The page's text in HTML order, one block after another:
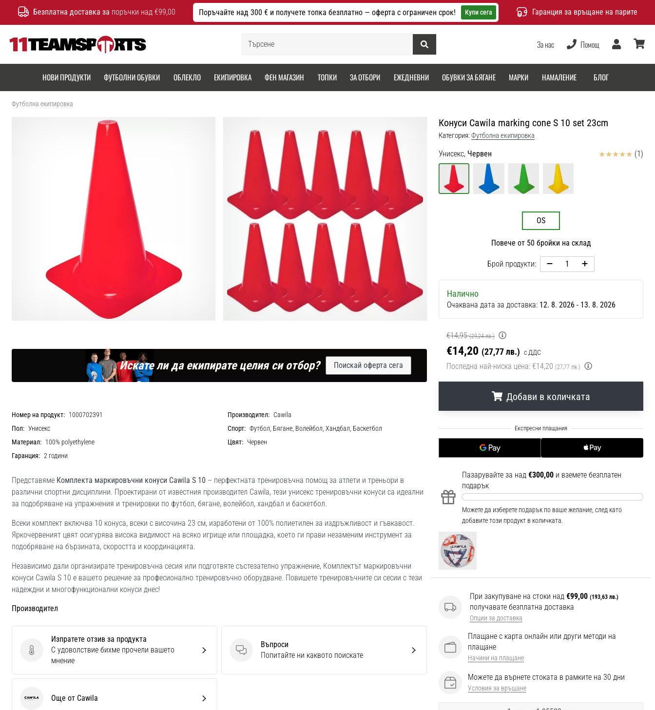
Безплатна доставка за поръчки над €99,00 Поръчайте над 300 € и получете топка безплатно — оферта с ограничен срок! Купи сега Гаранция за връщане на парите
Търсене
За нас Помощ
Потребител
НОВИ ПРОДУКТИ ФУТБОЛНИ ОБУВКИ ОБЛЕКЛО ЕКИПИРОВКА ФЕН МАГАЗИН ТОПКИ ЗА ОТБОРИ ЕЖЕДНЕВНИ ОБУВКИ ЗА БЯГАНЕ МАРКИ НАМАЛЕНИЕ БЛОГ
Футболна екипировка
Конуси Cawila marking cone S 10 set 23cm
Категория:Футболна екипировка
Унисекс, Червен Отзиви (1)
OS
Повече от 50 бройки на склад
Брой продукти:
Налично
Очаквана дата за доставка: 12. 8. 2026 - 13. 8. 2026
€14,95 (29,24 лв.)
€14,20 (27,77 лв.) с ДДС
Последна най-ниска цена: €14,20 (27,77 лв.)
Добави в количката
Пазарувайте за над €300,00 и вземете безплатен
подарък
Можете да изберете подарък по ваше желание, след като
добавите този продукт в количката.
При закупуване на стоки над €99,00 (193,63 лв.)
получавате безплатна доставка
Опции за доставка
Плащане с карта онлайн или други методи на
плащане
Начини на плащане
Можете да върнете стоката в рамките на 30 дни
Условия за връщане
Искате ли да екипирате целия си отбор? Поискай оферта сега
Номер на продукт: 1000702391 Производител: Cawila
Пол: Унисекс Спорт: Футбол, Бягане, Волейбол, Хандбал, Баскетбол
Материал: 100% polyethylene Цвят: Червен
Гаранция: 2 години
Представяме Комплекта маркировъчни конуси Cawila S 10 – перфектната тренировъчна помощ за атлети и треньори в
различни спортни дисциплини. Проектирани от известния производител Cawila, тези унисекс тренировъчни конуси са идеални
за подобряване на упражнения и тренировки по футбол, бягане, волейбол, хандбал и баскетбол.
Всеки комплект включва 10 конуса, всеки с височина 23 см, изработени от 100% полиетилен за издръжливост и гъвкавост.
Яркочервеният цвят осигурява висока видимост на всяко игрище или площадка, което ги прави незаменим инструмент за
подобряване на бързината, скоростта и координацията.
Независимо дали организирате тренировъчна сесия или подготвяте състезателно упражнение, Комплектът маркировъчни
конуси Cawila S 10 е вашето решение за професионално тренировъчно оборудване. Повишете тренировъчните си сесии с тези
надеждни и многофункционални конуси днес!
Производител
Изпратете отзив за продукта
Изпратете отзив за продукта
С удоволствие бихме прочели вашето
мнение
Въпроси
Въпроси
Попитайте ни каквото поискате
Cawila Още от Cawila